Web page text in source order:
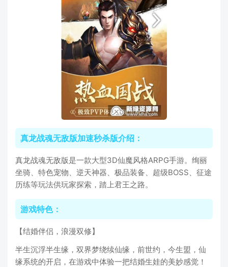
真龙战魂无敌版加速秒杀版介绍：
真龙战魂无敌版是一款大型3D仙魔风格ARPG手游。绚丽
坐骑、特色宠物、逆天神器、极品装备、超级BOSS、征途
历练等玩法供玩家探索，踏上君王之路。
游戏特色：
【结婚伴侣，浪漫双修】
半生沉浮半生缘，双界梦绕续仙缘，前世约，今生盟，仙
缘系统的开启，在游戏中体验一把结婚生娃的美妙感觉！